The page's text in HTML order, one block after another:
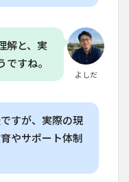
よしだ
解と、実
すね。
すが、実際の現
やサポート体制